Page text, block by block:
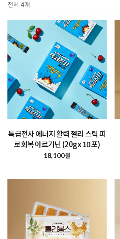
전체 4개
특급전사 에너지 활력 젤리 스틱 피
로회복 아르기닌 (20g x 10포)
18,100원